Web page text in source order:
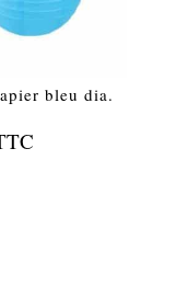
bleu dia.